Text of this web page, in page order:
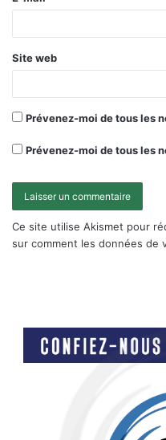
Site web
Prévenez-moi de tous les
Prévenez-moi de tous les
Ce site utilise Akismet pour
sur comment les données de